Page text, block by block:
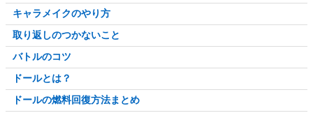
キャラメイクのやり方
取り返しのつかないこと
バトルのコツ
ドールとは？
ドールの燃料回復方法まとめ